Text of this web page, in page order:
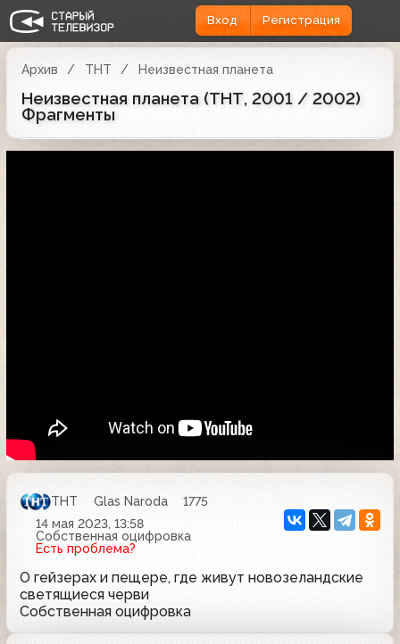
Вход Регистрация
Архив ТНТ Неизвестная планета
Неизвестная планета (ТНТ, 2001 / 2002)
Фрагменты
ТНТ Glas Naroda
1775
14 мая 2023, 13:58
Собственная оцифровка
Есть проблема?
О гейзерах и пещере, где живут новозеландские
светящиеся черви
Собственная оцифровка